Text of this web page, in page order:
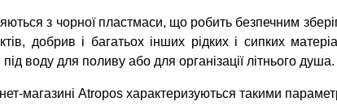
з чорної пластмаси, що робить безпечним
добрив і багатьох інших рідких і сипких
воду для поливу або для організації літнього душа.
магазині Atropos характеризуються такими